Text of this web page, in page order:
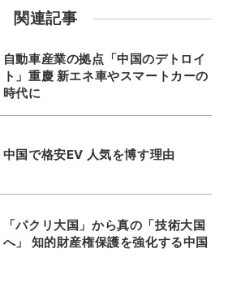
関連記事
自動車産業の拠点「中国のデトロイ
ト」重慶 新エネ車やスマートカーの
時代に
中国で格安EV 人気を博す理由
「パクリ大国」から真の「技術大国
へ」 知的財産権保護を強化する中国